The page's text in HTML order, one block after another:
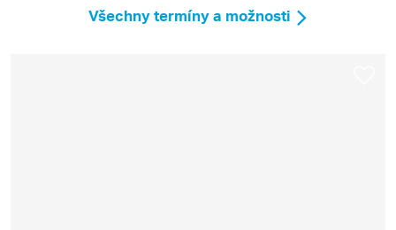
Všechny termíny a možnosti